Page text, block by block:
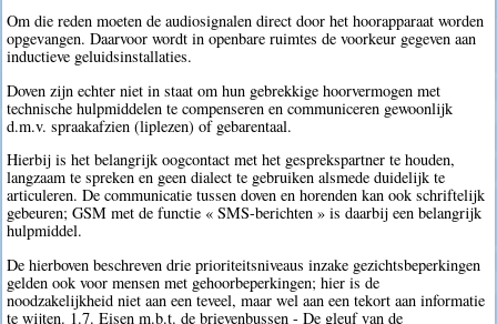
Om die reden moeten de audiosignalen direct door het hoorapparaat worden
opgevangen. Daarvoor wordt in openbare ruimtes de voorkeur gegeven aan
inductieve geluidsinstallaties.
Doven zijn echter niet in staat om hun gebrekkige hoorvermogen met
technische hulpmiddelen te compenseren en communiceren gewoonlijk
d.m.v. spraakafzien (liplezen) of gebarentaal.
Hierbij is het belangrijk oogcontact met het gesprekspartner te houden,
langzaam te spreken en geen dialect te gebruiken alsmede duidelijk te
articuleren. De communicatie tussen doven en horenden kan ook schriftelijk
gebeuren; GSM met de functie « SMS-berichten » is daarbij een belangrijk
hulpmiddel.
De hierboven beschreven drie prioriteitsniveaus inzake gezichtsbeperkingen
gelden ook voor mensen met gehoorbeperkingen; hier is de
noodzakelijkheid niet aan een teveel, maar wel aan een tekort aan informatie
te wijten. 1.7. Eisen m.b.t. de brievenbussen - De gleuf van de